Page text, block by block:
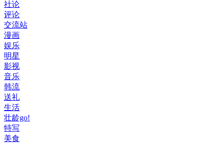
社论
评论
交流站
漫画
娱乐
明星
影视
音乐
韩流
送礼
生活
壮龄go!
特写
美食